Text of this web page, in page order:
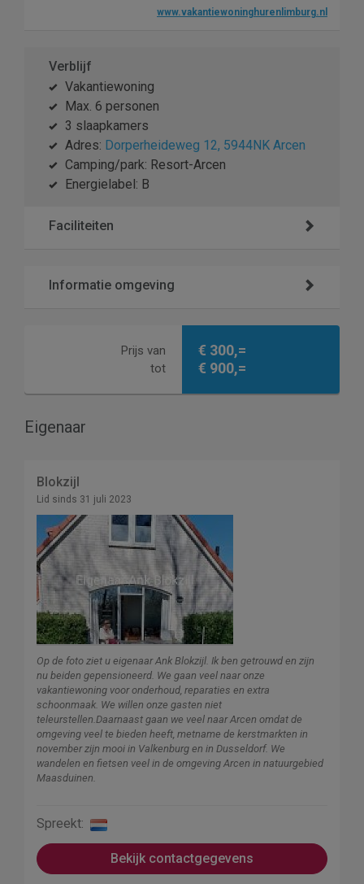
www.vakantiewoninghurenlimburg.nl
Verblijf
Vakantiewoning
Max. 6 personen
3 slaapkamers
Adres: Dorperheideweg 12, 5944NK Arcen
Camping/park: Resort-Arcen
Energielabel: B
Faciliteiten
Informatie omgeving
Prijs van
tot
€ 300,=
€ 900,=
Eigenaar
Blokzijl
Lid sinds 31 juli 2023
Op de foto ziet u eigenaar Ank Blokzijl. Ik ben getrouwd en zijn
nu beiden gepensioneerd. We gaan veel naar onze
vakantiewoning voor onderhoud, reparaties en extra
schoonmaak. We willen onze gasten niet
teleurstellen.Daarnaast gaan we veel naar Arcen omdat de
omgeving veel te bieden heeft, metname de kerstmarkten in
november zijn mooi in Valkenburg en in Dusseldorf. We
wandelen en fietsen veel in de omgeving Arcen in natuurgebied
Maasduinen.
Spreekt:
Bekijk contactgegevens